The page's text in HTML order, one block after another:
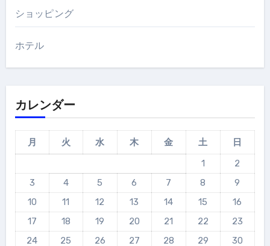
ショッピング
ホテル
カレンダー
月 火 水 木 金 土
日
1
2
3
4 5 6 7 8
9
10
11 12 13 14 15
16
17
18 19 20 21 22
23
24
25 26 27 28 29 30